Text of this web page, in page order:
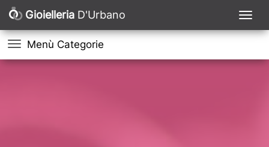
Gioielleria D'Urbano
Menù Categorie